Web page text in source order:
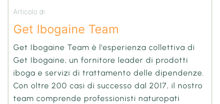
Articolo di:
Get Ibogaine Team
Get Ibogaine Team è l'esperienza collettiva di
Get Ibogaine, un fornitore leader di prodotti
iboga e servizi di trattamento delle dipendenze.
Con oltre 200 casi di successo dal 2017, il nostro
team comprende professionisti naturopati